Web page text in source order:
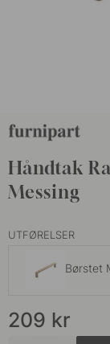
Håndtak
Messing
UTFØRELSER
Børstet
Matt Sort
209 kr